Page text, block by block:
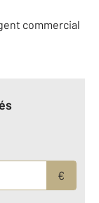
commercial
€